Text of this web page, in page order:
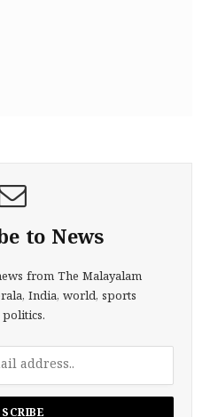
to News
from The Malayalam
India, world, sports
politics.